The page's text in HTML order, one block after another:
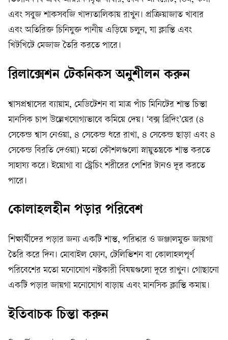
এবং সবুজ শাকসবজি খাদ্যতালিকায় রাখুন। প্রক্রিয়াজাত খাবার
এবং অতিরিক্ত চিনিযুক্ত পানীয় এড়িয়ে চলুন, যা ক্লান্তি এবং
খিটখিটে মেজাজ তৈরি করতে পারে।
রিলাক্সেশন টেকনিকস অনুশীলন করুন
শ্বাসপ্রশ্বাসের ব্যায়াম, মেডিটেশন বা মাত্র পাঁচ মিনিটের শান্ত চিন্তা
মানসিক চাপ উল্লেখযোগ্যভাবে কমিয়ে দেয়। ‘বক্স ব্রিদিং’য়ের (৪
সেকেন্ড শ্বাস নেওয়া, ৪ সেকেন্ড ধরে রাখা, ৪ সেকেন্ড ছাড়া এবং ৪
সেকেন্ড বিরতি দেওয়া) মতো কৌশলগুলো স্নায়ুতন্ত্রকে শান্ত করতে
সাহায্য করে। ইয়োগা বা স্ট্রেচিং শরীরের পেশির টানও দূর করতে
পারে।
কোলাহলহীন পড়ার পরিবেশ
শিক্ষার্থীদের পড়ার জন্য একটি শান্ত, পরিষ্কার ও জঞ্জালমুক্ত জায়গা
তৈরি করে দিন। মোবাইল ফোন, টেলিভিশন বা কোলাহলপূর্ণ
পরিবেশের মতো মনোযোগ নষ্টকারী বিষয়গুলো দূরে রাখুন। গোছানো
একটি পড়ার জায়গা মনোযোগ বাড়ায় এবং মানসিক ক্লান্তি কমায়।
ইতিবাচক চিন্তা করুন